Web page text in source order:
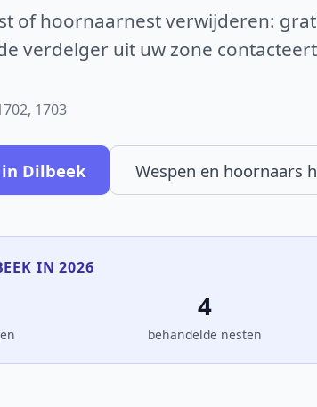
of hoornaarnest verwijderen:
verdelger uit uw zone
1703
Dilbeek Wespen en hoornaars
IN 2026
4
behandelde nesten